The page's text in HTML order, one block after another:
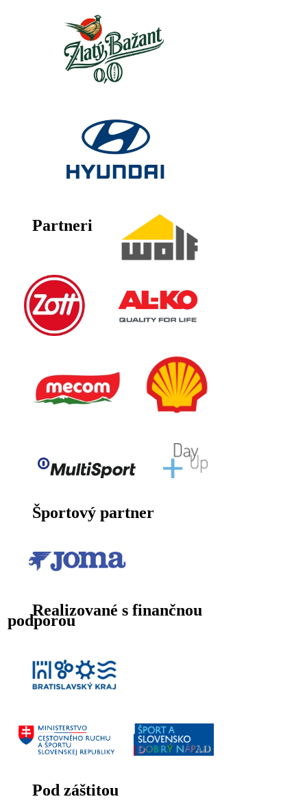
Partneri
Športový partner
Realizované s finančnou
podporou
Pod záštitou